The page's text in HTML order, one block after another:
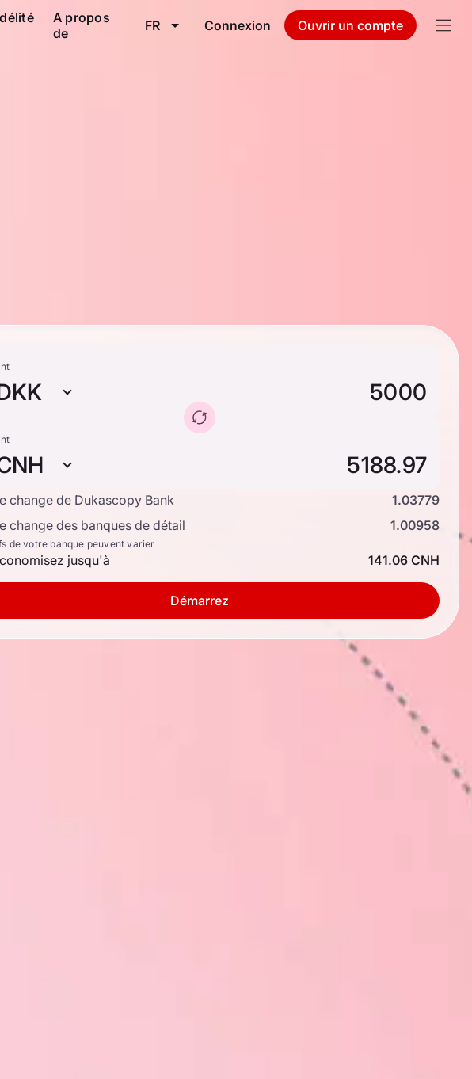
A propos
de
FR Connexion Ouvrir un compte
change de Dukascopy Bank
1.03779
change des banques de détail
1.00958
de votre banque peuvent varier
jusqu'à 141.06 CNH
Démarrez